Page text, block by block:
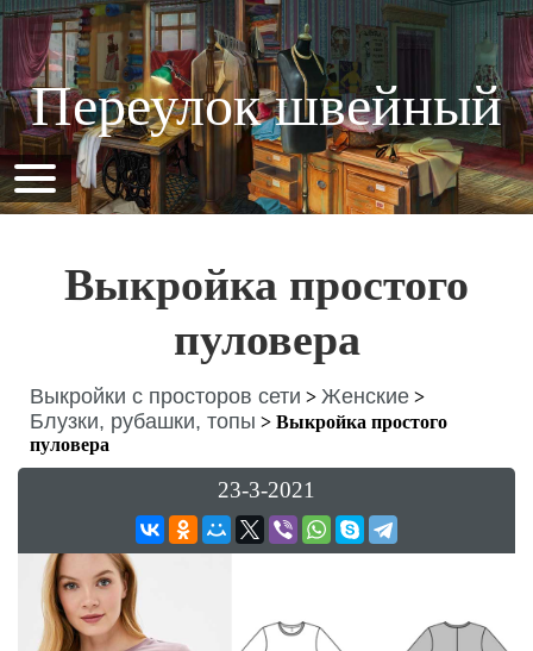
Переулок швейный
Выкройка простого
пуловера
Выкройки с просторов сети > Женские >
Блузки, рубашки, топы > Выкройка простого
пуловера
23-3-2021